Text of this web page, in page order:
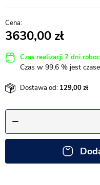
3630,00
Czas realizacji 7 dni
Czas w 99,6 % jest
Dostawa od: 129,00